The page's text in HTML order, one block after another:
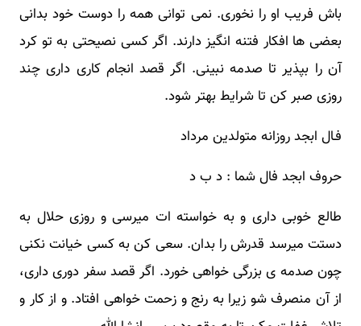
باش فریب او را نخوری. نمی توانی همه را دوست خود بدانی
بعضی ها افکار فتنه انگیز دارند. اگر کسی نصیحتی به تو کرد
آن را بپذیر تا صدمه نبینی. اگر قصد انجام کاری داری چند
روزی صبر کن تا شرایط بهتر شود.
فـال ابجد روزانه متولدین مرداد
حروف ابجد فال شما : د ب د
طالع خوبی داری و به خواسته ات میرسی و روزی حلال به
دستت میرسد قدرش را بدان. سعی کن به کسی خیانت نکنی
چون صدمه ی بزرگی خواهی خورد. اگر قصد سفر دوری داری،
از آن منصرف شو زیرا به رنج و زحمت خواهی افتاد. و از کار و